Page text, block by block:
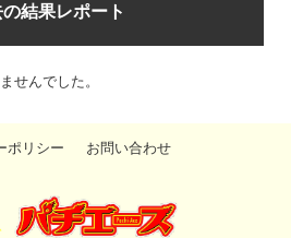
結果レポート
せんでした。
ポリシー お問い合わせ